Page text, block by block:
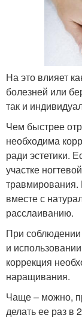
На это влияет
болезней или
так и
Чем быстрее
необходима
ради эстетики.
участке
травмирования.
вместе с
расслаиванию.
При соблюдении
и
коррекция
наращивания.
Чаще – можно,
делать ее раз в